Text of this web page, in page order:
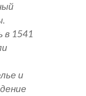
в 1541
и